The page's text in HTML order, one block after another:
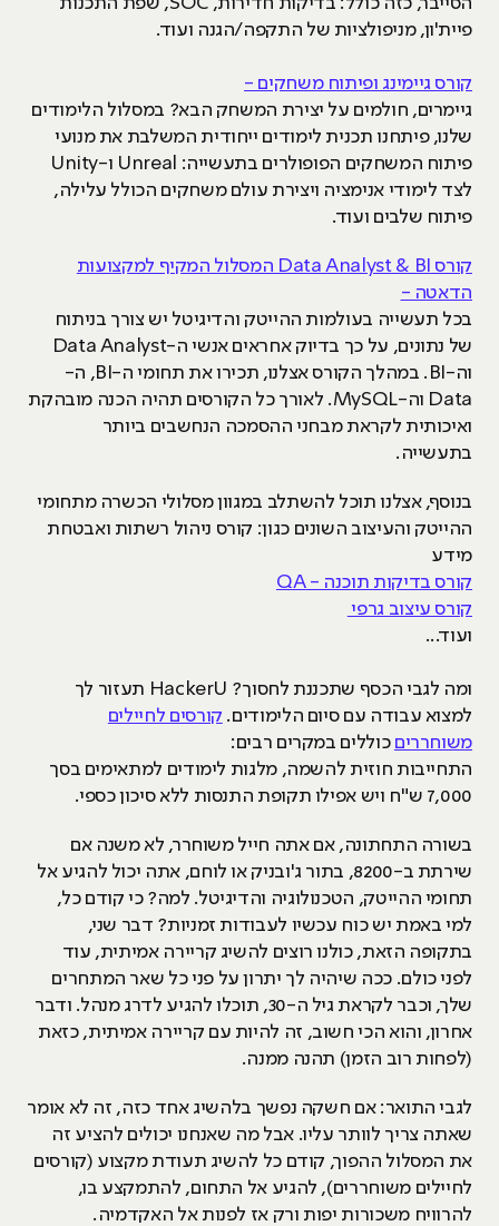
פיית'ון, מניפולציות של התקפה/הגנה ועוד.
קורס גיימינג ופיתוח משחקים -
גיימרים, חולמים על יצירת המשחק הבא? במסלול הלימודים
שלנו, פיתחנו תכנית לימודים ייחודית המשלבת את מנועי
פיתוח המשחקים הפופולרים בתעשייה: Unreal ו-Unity
לצד לימודי אנימציה ויצירת עולם משחקים הכולל עלילה,
פיתוח שלבים ועוד.
קורס Data Analyst & BI המסלול המקיף למקצועות
הדאטה -
בכל תעשייה בעולמות ההייטק והדיגיטל יש צורך בניתוח
של נתונים, על כך בדיוק אחראים אנשי ה-Data Analyst
וה-BI. במהלך הקורס אצלנו, תכירו את תחומי ה-BI, ה-
Data וה-MySQL. לאורך כל הקורסים תהיה הכנה מובהקת
ואיכותית לקראת מבחני ההסמכה הנחשבים ביותר
בתעשייה.
בנוסף, אצלנו תוכל להשתלב במגוון מסלולי הכשרה מתחומי
ההייטק והעיצוב השונים כגון: קורס ניהול רשתות ואבטחת
מידע
קורס בדיקות תוכנה - QA
קורס עיצוב גרפי
ועוד...
ומה לגבי הכסף שתכננת לחסוך? HackerU תעזור לך
למצוא עבודה עם סיום הלימודים. קורסים לחיילים
משוחררים כוללים במקרים רבים:
התחייבות חוזית להשמה, מלגות לימודים למתאימים בסך
7,000 ש"ח ויש אפילו תקופת התנסות ללא סיכון כספי.
בשורה התחתונה, אם אתה חייל משוחרר, לא משנה אם
שירתת ב-8200, בתור ג'ובניק או לוחם, אתה יכול להגיע אל
תחומי ההייטק, הטכנולוגיה והדיגיטל. למה? כי קודם כל,
למי באמת יש כוח עכשיו לעבודות זמניות? דבר שני,
בתקופה הזאת, כולנו רוצים להשיג קריירה אמיתית, עוד
לפני כולם. ככה שיהיה לך יתרון על פני כל שאר המתחרים
שלך, וכבר לקראת גיל ה-30, תוכלו להגיע לדרג מנהל. ודבר
אחרון, והוא הכי חשוב, זה להיות עם קריירה אמיתית, כזאת
(לפחות רוב הזמן) תהנה ממנה.
לגבי התואר: אם חשקה נפשך בלהשיג אחד כזה, זה לא אומר
שאתה צריך לוותר עליו. אבל מה שאנחנו יכולים להציע זה
את המסלול ההפוך, קודם כל להשיג תעודת מקצוע (קורסים
לחיילים משוחררים), להגיע אל התחום, להתמקצע בו,
להרוויח משכורות יפות ורק אז לפנות אל האקדמיה.